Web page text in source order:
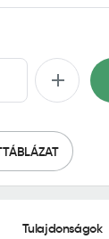
Tulajdonságok